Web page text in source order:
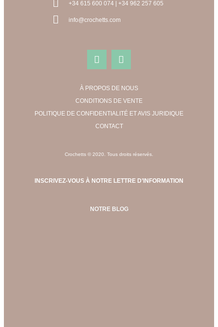
+34 615 600 074 | +34 962 257 605
info@crochetts.com
À PROPOS DE NOUS
CONDITIONS DE VENTE
POLITIQUE DE CONFIDENTIALITÉ ET AVIS JURIDIQUE
CONTACT
Crochetts © 2020. Tous droits réservés.
INSCRIVEZ-VOUS À NOTRE LETTRE D’INFORMATION
NOTRE BLOG